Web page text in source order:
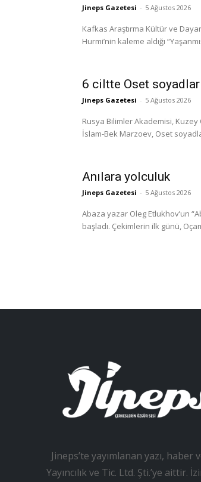
Jineps Gazetesi - 5 Ağustos 2026
Kafkas Araştırma Kültür ve
Hurmi’nin kaleme aldığı
6 ciltte Oset
Jineps Gazetesi - 5 Ağustos 2026
Rusya Bilimler Akademisi,
İslam-Bek Marzoev, Oset
Anılara yolculuk
Jineps Gazetesi - 5 Ağustos 2026
Abaza yazar Oleg Etlukhov’un
başladı. Çekimlerin ilk günü,
Jineps’te yayımlanan yazı,
Yayıncılık ve Tic. Ltd. Şti.’ye